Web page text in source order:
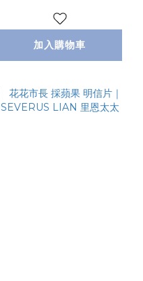
加入購物車